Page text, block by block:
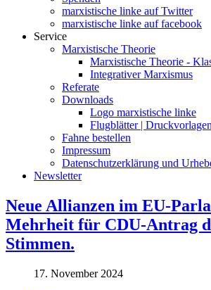
marxistische linke auf Twitter
marxistische linke auf facebook
Service
Marxistische Theorie
Marxistische Theorie -
Integrativer Marxismus
Referate
Downloads
Logo marxistische linke
Flugblätter | Druckvorlagen
Fahne bestellen
Impressum
Datenschutzerklärung und
Newsletter
Neue Allianzen im EU-
Mehrheit für CDU-Antrag
Stimmen.
17. November 2024